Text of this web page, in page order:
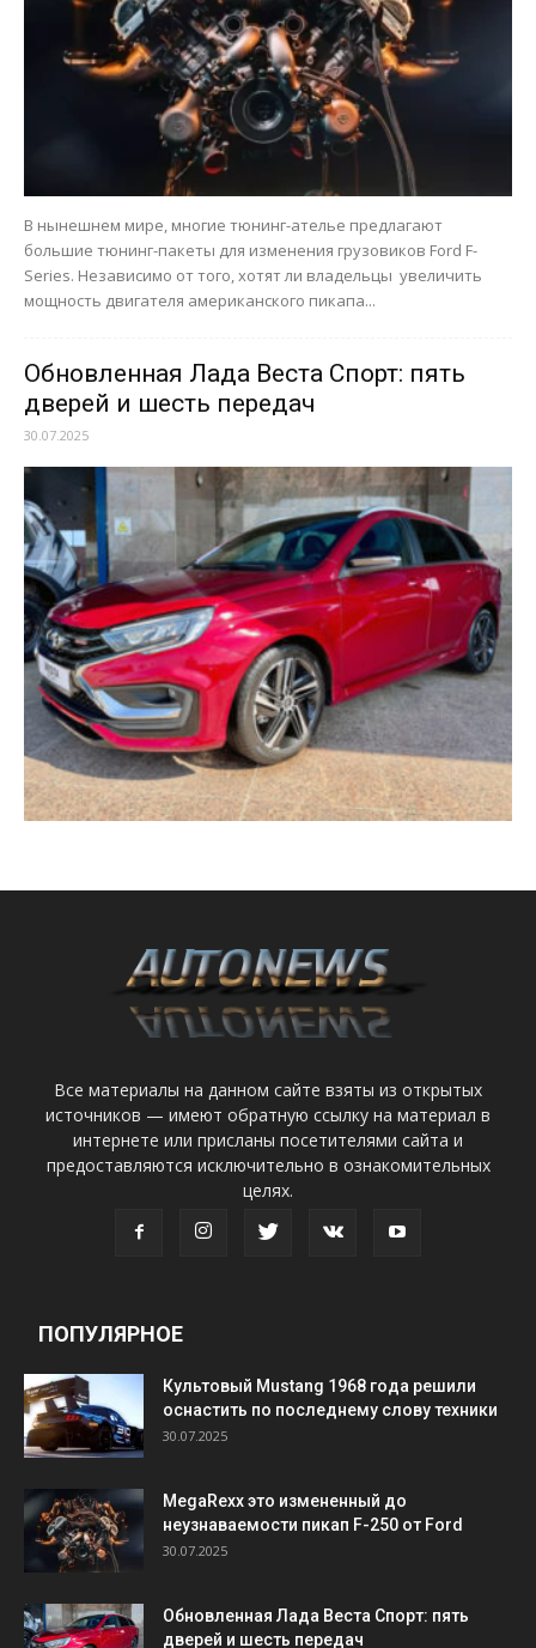
В нынешнем мире, многие тюнинг-ателье предлагают
большие тюнинг-пакеты для изменения грузовиков Ford F-
Series. Независимо от того, хотят ли владельцы увеличить
мощность двигателя американского пикапа...
Обновленная Лада Веста Спорт: пять
дверей и шесть передач
30.07.2025
Все материалы на данном сайте взяты из открытых
источников — имеют обратную ссылку на материал в
интернете или присланы посетителями сайта и
предоставляются исключительно в ознакомительных
целях.
ПОПУЛЯРНОЕ
Культовый Mustang 1968 года решили
оснастить по последнему слову техники
30.07.2025
MegaRexx это измененный до
неузнаваемости пикап F-250 от Ford
30.07.2025
Обновленная Лада Веста Спорт: пять
дверей и шесть передач